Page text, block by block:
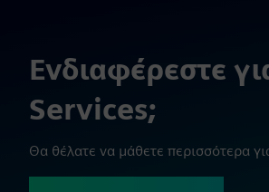
Ενδιαφέρεστε
Services;
Θα θέλατε να μάθετε περισσότερα